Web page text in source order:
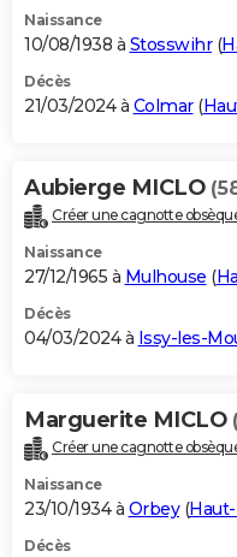
Naissance
10/08/1938 à Stosswihr(
Décès
21/03/2024 à Colmar(
Aubierge MICLO
Créer une cagnotte
Naissance
27/12/1965 à Mulhouse (
Décès
04/03/2024 à Issy-les-
Marguerite MICLO
Créer une cagnotte
Naissance
23/10/1934 à Orbey(
Décès